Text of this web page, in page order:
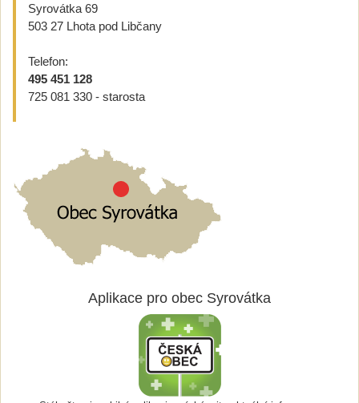
Syrovátka 69
503 27 Lhota pod Libčany
Telefon:
495 451 128
725 081 330 - starosta
Aplikace pro obec Syrovátka